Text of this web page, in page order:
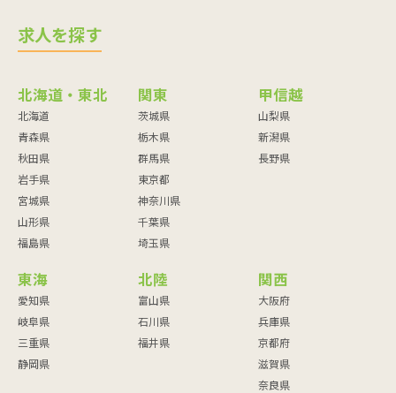
求人を探す
北海道・東北
北海道
青森県
秋田県
岩手県
宮城県
山形県
福島県
関東
茨城県
栃木県
群馬県
東京都
神奈川県
千葉県
埼玉県
甲信越
山梨県
新潟県
長野県
東海
愛知県
岐阜県
三重県
静岡県
北陸
富山県
石川県
福井県
関西
大阪府
兵庫県
京都府
滋賀県
奈良県